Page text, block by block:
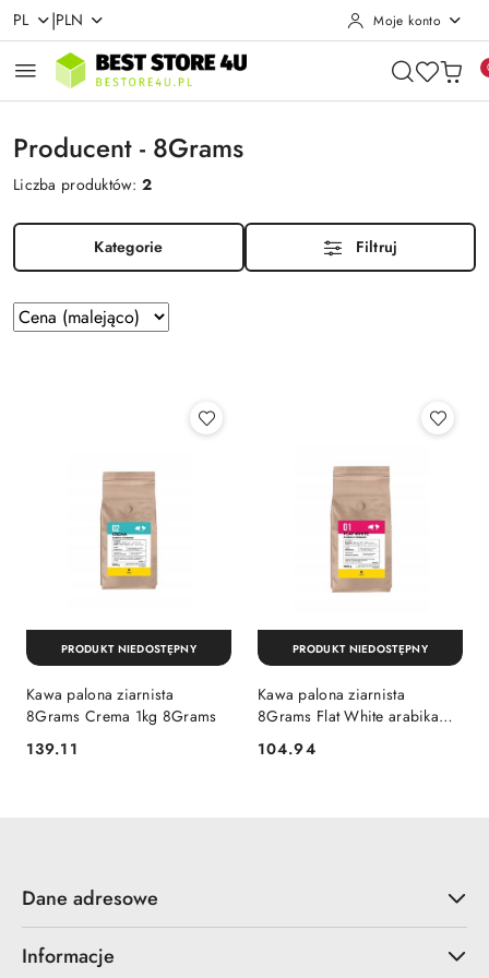
Przejdź do treści głównej
Przejdź do wyszukiwarki
Przejdź do moje konto
Przejdź do menu głównego
Przejdź do stopki
PL |PLN Moje konto
Producent - 8Grams
Liczba produktów:2
Kategorie Filtruj
Zastosowano
sortowanie:
Sortuj
według
Kawa palona ziarnista
8Grams Crema 1kg 8Grams
Cena:
139.11
PRODUKT NIEDOSTĘPNY
Kawa palona ziarnista
8Grams Flat White arabika
robusta 1kg 8Grams
Cena:
104.94
PRODUKT NIEDOSTĘPNY
Dane adresowe
Informacje